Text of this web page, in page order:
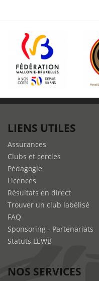
LIENS UTILES
Assurances
Clubs et cercles
Pédagogie
Licences
Résultats en direct
Trouver un club labélisé
FAQ
Sponsoring - Partenariats
Statuts LEWB
NOS SERVICES